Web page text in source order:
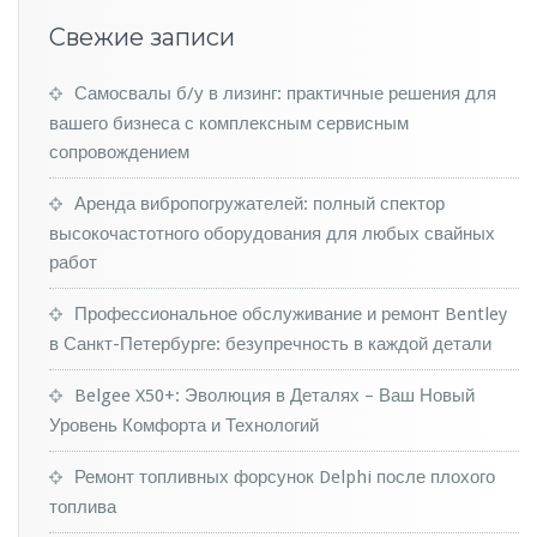
Свежие записи
Самосвалы б/у в лизинг: практичные решения для
вашего бизнеса с комплексным сервисным
сопровождением
Аренда вибропогружателей: полный спектор
высокочастотного оборудования для любых свайных
работ
Профессиональное обслуживание и ремонт Bentley
в Санкт-Петербурге: безупречность в каждой детали
Belgee X50+: Эволюция в Деталях – Ваш Новый
Уровень Комфорта и Технологий
Ремонт топливных форсунок Delphi после плохого
топлива